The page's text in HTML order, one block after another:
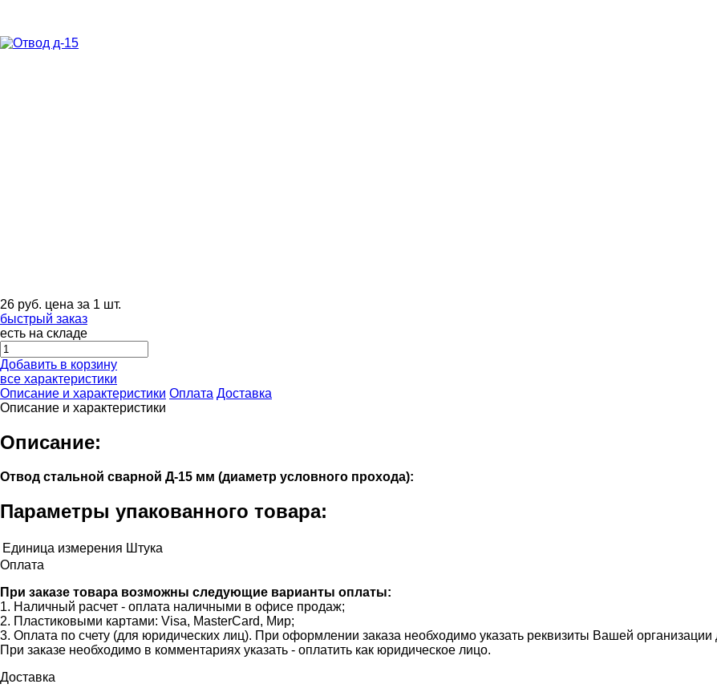
26 руб. цена за 1 шт.
быстрый заказ
есть на складе
Добавить в корзину
все характеристики
Описание и характеристики Оплата Доставка
Описание и характеристики
Описание:
Отвод стальной сварной Д-15 мм (диаметр условного прохода):
Параметры упакованного товара:
Единица измерения Штука
Оплата
При заказе товара возможны следующие варианты оплаты:
1. Наличный расчет - оплата наличными в офисе продаж;
2. Пластиковыми картами: Visa, MasterCard, Мир;
3. Оплата по счету (для юридических лиц). При оформлении заказа необходимо указать реквизиты Вашей
При заказе необходимо в комментариях указать - оплатить как юридическое лицо.
Доставка